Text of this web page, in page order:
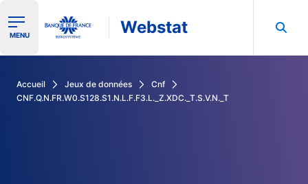
Ouvrir le menu de navigation
MENU Webstat
Accueil Jeux de données
Cnf
CNF.Q.N.FR.W0.S128.S1.N.L.F.F3.L._Z.XDC._T.S.V.N._T